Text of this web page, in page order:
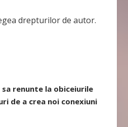
drepturilor de autor.
renunte la obiceiurile
de a crea noi conexiuni